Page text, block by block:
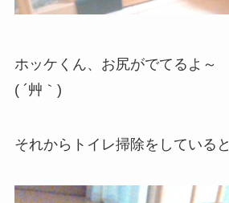
ホッケくん、お尻がでてるよ～
( ´艸｀)
それからトイレ掃除をしていると